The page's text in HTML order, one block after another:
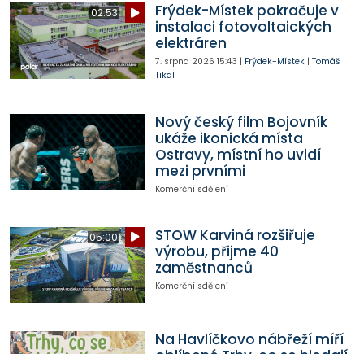
02:53
Frýdek-Místek pokračuje v
instalaci fotovoltaických
elektráren
7. srpna 2026 15:43 | Frýdek-Místek| Tomáš
Tikal
Nový český film Bojovník
ukáže ikonická místa
Ostravy, místní ho uvidí
mezi prvními
Komerční sdělení
05:00
STOW Karviná rozšiřuje
výrobu, přijme 40
zaměstnanců
Komerční sdělení
Na Havlíčkovo nábřeží míří